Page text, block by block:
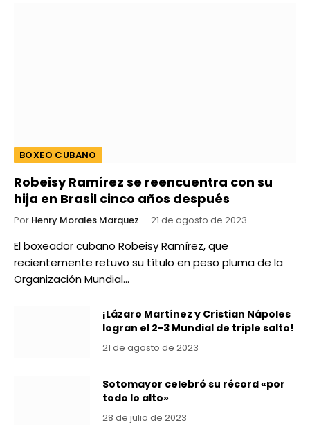
BOXEO CUBANO
Robeisy Ramírez se reencuentra con su
hija en Brasil cinco años después
Por Henry Morales Marquez 21 de agosto de 2023
El boxeador cubano Robeisy Ramírez, que
recientemente retuvo su título en peso pluma de la
Organización Mundial…
¡Lázaro Martínez y Cristian Nápoles
logran el 2-3 Mundial de triple salto!
21 de agosto de 2023
Sotomayor celebró su récord «por
todo lo alto»
28 de julio de 2023